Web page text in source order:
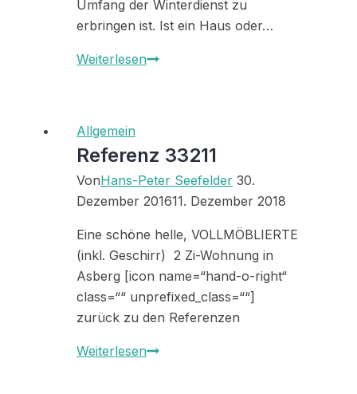
Umfang der Winterdienst zu
erbringen ist. Ist ein Haus oder…
WeiterlesenFrost
Allgemein
Referenz 33211
VonHans-Peter Seefelder 30.
Dezember 201611. Dezember 2018
Eine schöne helle, VOLLMÖBLIERTE
(inkl. Geschirr) 2 Zi-Wohnung in
Asberg [icon name=“hand-o-right“
class=““ unprefixed_class=““]
zurück zu den Referenzen
WeiterlesenReferenz